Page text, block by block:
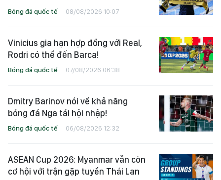
Bóng đá quốc tế 08/08/2026 10:07
Vinicius gia hạn hợp đồng với Real,
Rodri có thể đến Barca!
Bóng đá quốc tế 07/08/2026 06:38
Dmitry Barinov nói về khả năng
bóng đá Nga tái hội nhập!
Bóng đá quốc tế 06/08/2026 12:32
ASEAN Cup 2026: Myanmar vẫn còn
cơ hội với trận gặp tuyển Thái Lan